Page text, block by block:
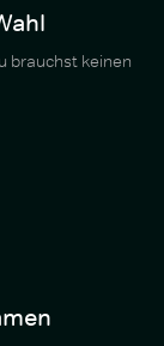
brauchst keinen